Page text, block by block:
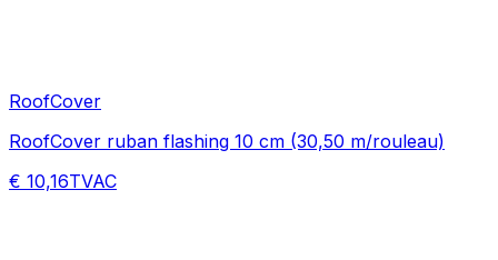
RoofCover
RoofCover ruban flashing 10 cm (30,50 m/rouleau)
€ 10,16TVAC